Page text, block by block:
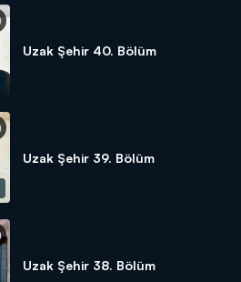
Uzak Şehir 40. Bölüm
Uzak Şehir 39. Bölüm
Uzak Şehir 38. Bölüm